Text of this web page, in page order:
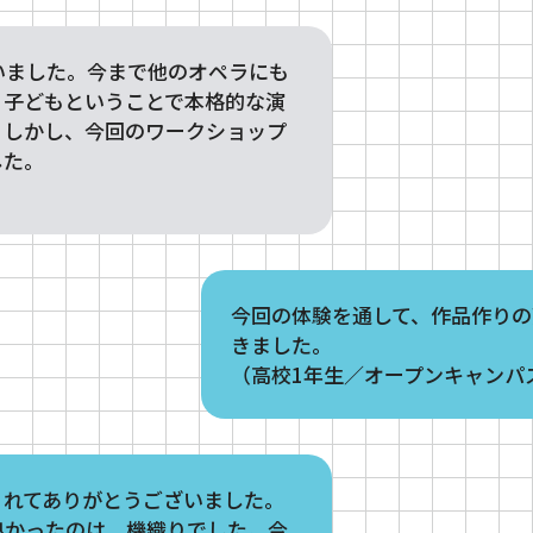
した。今まで他のオペラにも
どもということで本格的な演
かし、今回のワークショップ
。
今回の体験を通して、作品作り
きました。
（高校1年生／オープンキャン
てありがとうございました。